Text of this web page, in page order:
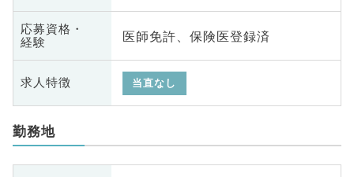
応募資格・
経験
医師免許、保険医登録済
求人特徴 当直なし
勤務地